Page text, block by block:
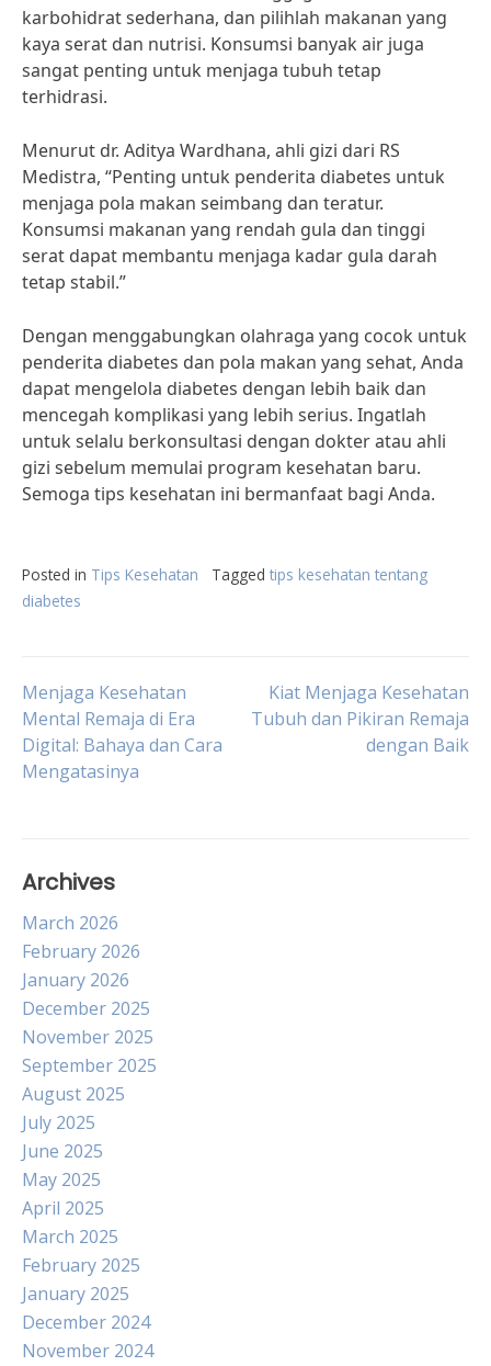
karbohidrat sederhana, dan pilihlah makanan yang
kaya serat dan nutrisi. Konsumsi banyak air juga
sangat penting untuk menjaga tubuh tetap
terhidrasi.
Menurut dr. Aditya Wardhana, ahli gizi dari RS
Medistra, “Penting untuk penderita diabetes untuk
menjaga pola makan seimbang dan teratur.
Konsumsi makanan yang rendah gula dan tinggi
serat dapat membantu menjaga kadar gula darah
tetap stabil.”
Dengan menggabungkan olahraga yang cocok untuk
penderita diabetes dan pola makan yang sehat, Anda
dapat mengelola diabetes dengan lebih baik dan
mencegah komplikasi yang lebih serius. Ingatlah
untuk selalu berkonsultasi dengan dokter atau ahli
gizi sebelum memulai program kesehatan baru.
Semoga tips kesehatan ini bermanfaat bagi Anda.
Posted in Tips Kesehatan Tagged tips kesehatan tentang
diabetes
Post
navigation
Menjaga Kesehatan
Mental Remaja di Era
Digital: Bahaya dan Cara
Mengatasinya
Kiat Menjaga Kesehatan
Tubuh dan Pikiran Remaja
dengan Baik
Archives
March 2026
February 2026
January 2026
December 2025
November 2025
September 2025
August 2025
July 2025
June 2025
May 2025
April 2025
March 2025
February 2025
January 2025
December 2024
November 2024